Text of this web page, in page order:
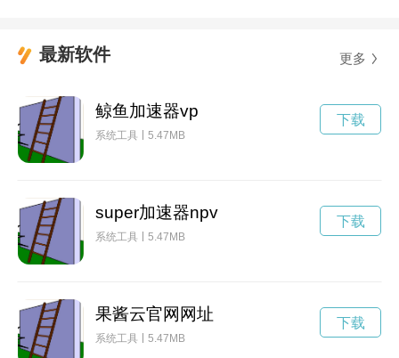
最新软件 更多
鲸鱼加速器vp
系统工具 5.47MB
下载
super加速器npv
系统工具 5.47MB
下载
果酱云官网网址
系统工具 5.47MB
下载